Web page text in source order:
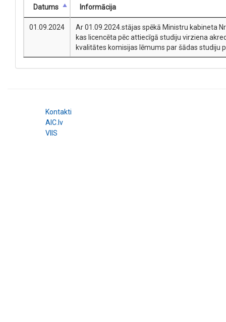
Datums Informācija
01.09.2024
Ar 01.09.2024.stājas spēkā Ministru kabineta
kas licencēta pēc attiecīgā studiju virziena
kvalitātes komisijas lēmums par šādas studiju
Kontakti
AIC.lv
VIIS